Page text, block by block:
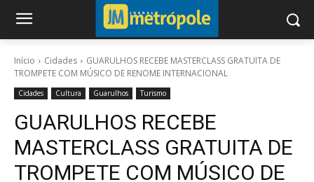
Início Cidades
GUARULHOS RECEBE MASTERCLASS GRATUITA DE
TROMPETE COM MÚSICO DE RENOME INTERNACIONAL
Cidades Cultura Guarulhos Turismo
GUARULHOS RECEBE
MASTERCLASS GRATUITA DE
TROMPETE COM MÚSICO DE